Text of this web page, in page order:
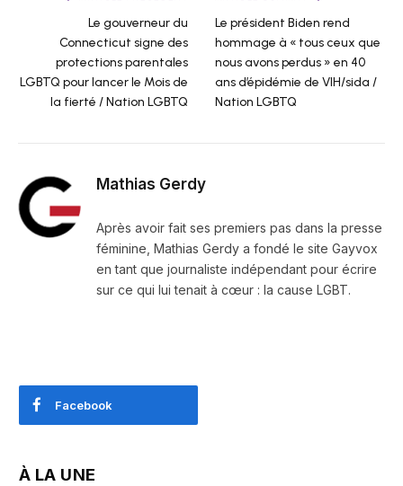
Le gouverneur du
Connecticut signe des
protections parentales
LGBTQ pour lancer le Mois de
la fierté / Nation LGBTQ
Le président Biden rend
hommage à « tous ceux que
nous avons perdus » en 40
ans d’épidémie de VIH/sida /
Nation LGBTQ
Mathias Gerdy
Après avoir fait ses premiers pas dans la presse
féminine, Mathias Gerdy a fondé le site Gayvox
en tant que journaliste indépendant pour écrire
sur ce qui lui tenait à cœur : la cause LGBT.
Facebook
À LA UNE